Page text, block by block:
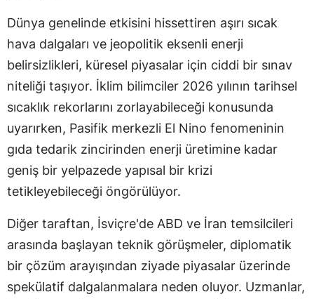
Dünya genelinde etkisini hissettiren aşırı sıcak
hava dalgaları ve jeopolitik eksenli enerji
belirsizlikleri, küresel piyasalar için ciddi bir sınav
niteliği taşıyor. İklim bilimciler 2026 yılının tarihsel
sıcaklık rekorlarını zorlayabileceği konusunda
uyarırken, Pasifik merkezli El Nino fenomeninin
gıda tedarik zincirinden enerji üretimine kadar
geniş bir yelpazede yapısal bir krizi
tetikleyebileceği öngörülüyor.
Diğer taraftan, İsviçre'de ABD ve İran temsilcileri
arasında başlayan teknik görüşmeler, diplomatik
bir çözüm arayışından ziyade piyasalar üzerinde
spekülatif dalgalanmalara neden oluyor. Uzmanlar,